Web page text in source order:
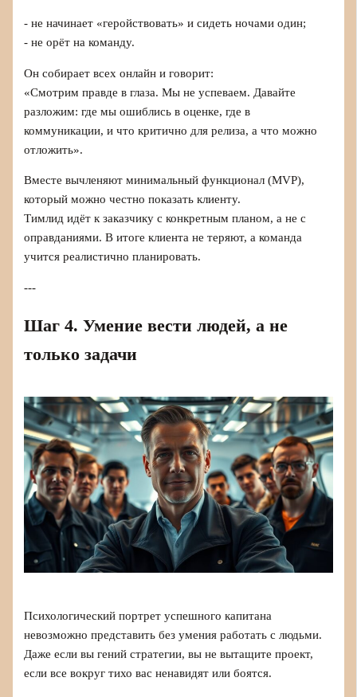
- не начинает «геройствовать» и сидеть ночами один;
- не орёт на команду.
Он собирает всех онлайн и говорит:
«Смотрим правде в глаза. Мы не успеваем. Давайте
разложим: где мы ошиблись в оценке, где в
коммуникации, и что критично для релиза, а что можно
отложить».
Вместе вычленяют минимальный функционал (MVP),
который можно честно показать клиенту.
Тимлид идёт к заказчику с конкретным планом, а не с
оправданиями. В итоге клиента не теряют, а команда
учится реалистично планировать.
---
Шаг 4. Умение вести людей, а не
только задачи
Психологический портрет успешного капитана
невозможно представить без умения работать с людьми.
Даже если вы гений стратегии, вы не вытащите проект,
если все вокруг тихо вас ненавидят или боятся.